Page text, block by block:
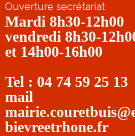
Ouverture secrétariat
Mardi 8h30-12h00
vendredi 8h30-
et 14h00-16h00
Tel : 04 74 59 25 13
mail
bievreetrhone.fr